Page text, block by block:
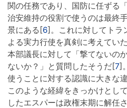
関の任務であり、国防に任ずる
治安維持の役割で使うのは最終
景にある[6]。これに対してトラ
よる実力行使を真剣に考えてい
本部議長に対して「撃てないの
ないか？」と質問したそうだ[7]
使うことに対する認識に大きな
このような経緯をきっかけとし
したエスパーは政権末期に解任